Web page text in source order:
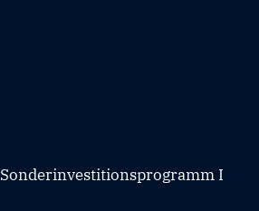
Sonderinvestitionsprogramm I